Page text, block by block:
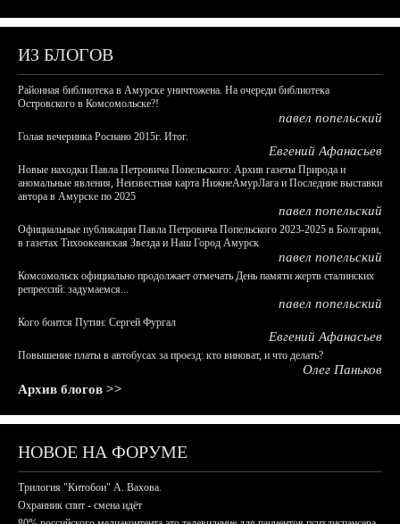
ИЗ БЛОГОВ
Районная библиотека в Амурске уничтожена. На очереди библиотека
Островского в Комсомольске?!
павел попельский
Голая вечеринка Роснано 2015г. Итог.
Евгений Афанасьев
Новые находки Павла Петровича Попельского: Архив газеты Природа и
аномальные явления, Неизвестная карта НижнеАмурЛага и Последние выставки
автора в Амурске по 2025
павел попельский
Официальные публикации Павла Петровича Попельского 2023-2025 в Болгарии,
в газетах Тихоокеанская Звезда и Наш Город Амурск
павел попельский
Комсомольск официально продолжает отмечать День памяти жертв сталинских
репрессий: задумаемся...
павел попельский
Кого боится Путин: Сергей Фургал
Евгений Афанасьев
Повышение платы в автобусах за проезд: кто виноват, и что делать?
Олег Паньков
Архив блогов >>
НОВОЕ НА ФОРУМЕ
Трилогия "Китобои" А. Вахова.
Охранник спит - смена идёт